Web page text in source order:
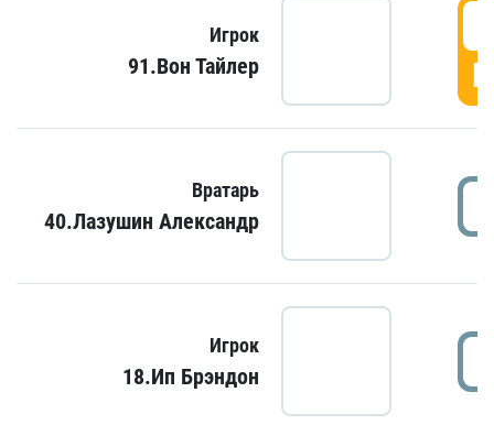
Игрок
91.Вон Тайлер
Вратарь
40.Лазушин Александр
Игрок
18.Ип Брэндон